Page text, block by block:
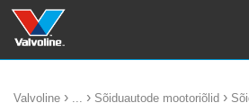
Valvoline › ... › Sõiduautode mootoriõlid ›